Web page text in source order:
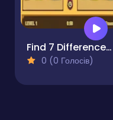
Find 7 Differences Game
0 (0 Голосів)